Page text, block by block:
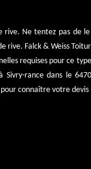
Ne tentez pas de
Falck & Weiss
requises pour ce
rance dans le
connaître votre devis